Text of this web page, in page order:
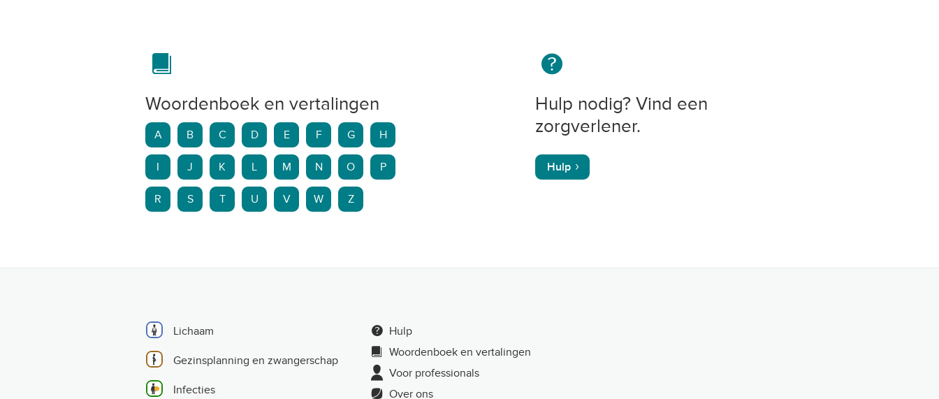
Woordenboek en vertalingen
A B C D E F G H
I J K L M N O P
R S T U V W Z
Hulp nodig? Vind een
zorgverlener.
Hulp
Lichaam
Gezinsplanning en zwangerschap
Infecties
Hulp
Woordenboek en vertalingen
Voor professionals
Over ons